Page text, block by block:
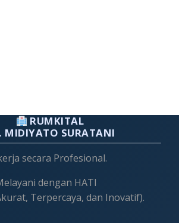
RUMKITAL
MIDIYATO SURATANI
secara Profesional.
dengan HATI
Terpercaya, dan Inovatif).